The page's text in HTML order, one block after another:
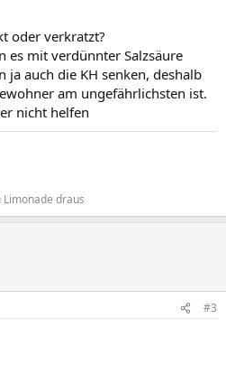
oder verkratzt?
es mit verdünnter Salzsäure
ja auch die KH senken, deshalb
am ungefährlichsten ist.
nicht helfen
draus
#3